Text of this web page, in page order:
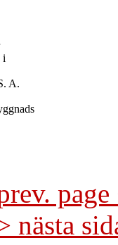
i
A.
nästa